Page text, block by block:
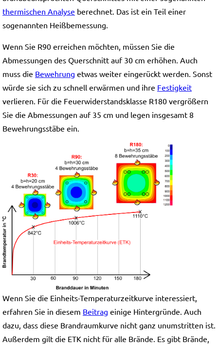
thermischen Analyse berechnet. Das ist ein Teil einer
sogenannten Heißbemessung.
Wenn Sie R90 erreichen möchten, müssen Sie die
Abmessungen des Querschnitt auf 30 cm erhöhen. Auch
muss die Bewehrung etwas weiter eingerückt werden. Sonst
würde sie sich zu schnell erwärmen und ihre Festigkeit
verlieren. Für die Feuerwiderstandsklasse R180 vergrößern
Sie die Abmessungen auf 35 cm und legen insgesamt 8
Bewehrungsstäbe ein.
Wenn Sie die Einheits-Temperaturzeitkurve interessiert,
erfahren Sie in diesem Beitrag einige Hintergründe. Auch
dazu, dass diese Brandraumkurve nicht ganz unumstritten ist.
Außerdem gilt die ETK nicht für alle Brände. Es gibt Brände,